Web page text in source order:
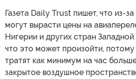
Газета Daily Trust пишет, что из-
могут вырасти цены на
Нигерии и других стран
что это может произойти, потому
тратят как минимум на час
закрытое воздушное